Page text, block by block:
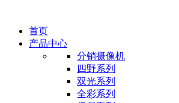
首页
产品中心
分销摄像机
四野系列
双光系列
全彩系列